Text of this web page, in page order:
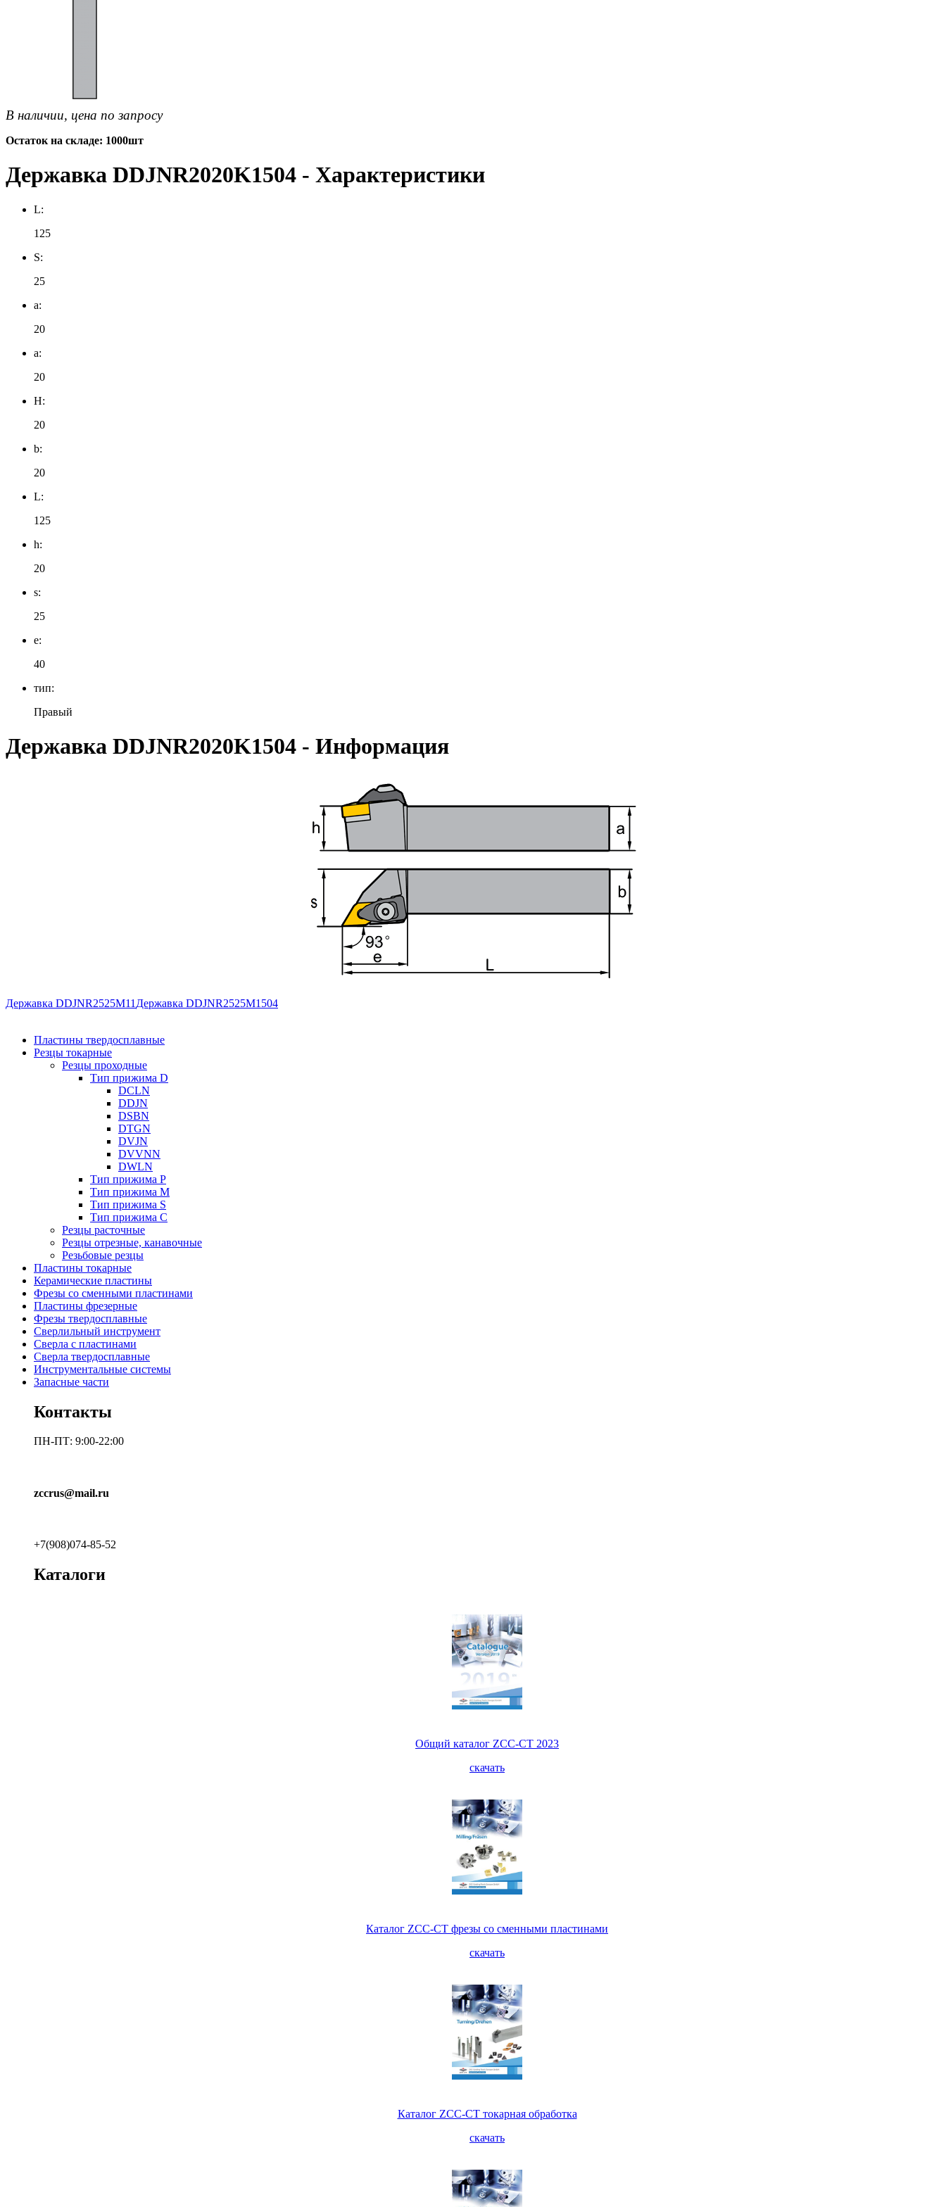
В наличии, цена по запросу
Остаток на складе: 1000шт
Державка DDJNR2020K1504 - Характеристики
L:
125
S:
25
a:
20
a:
20
H:
20
b:
20
L:
125
h:
20
s:
25
e:
40
тип:
Правый
Державка DDJNR2020K1504 - Информация
Державка DDJNR2525M11 Державка DDJNR2525M1504
Пластины твердосплавные
Резцы токарные
Резцы проходные
Тип прижима D
DCLN
DDJN
DSBN
DTGN
DVJN
DVVNN
DWLN
Тип прижима P
Тип прижима M
Тип прижима S
Тип прижима C
Резцы расточные
Резцы отрезные, канавочные
Резьбовые резцы
Пластины токарные
Керамические пластины
Фрезы со сменными пластинами
Пластины фрезерные
Фрезы твердосплавные
Сверлильный инструмент
Сверла с пластинами
Сверла твердосплавные
Инструментальные системы
Запасные части
Контакты
ПН-ПТ: 9:00-22:00
zccrus@mail.ru
+7(908)074-85-52
Каталоги
Общий каталог ZCC-CT 2023
скачать
Каталог ZCC-CT фрезы со сменными пластинами
скачать
Каталог ZCC-CT токарная обработка
скачать